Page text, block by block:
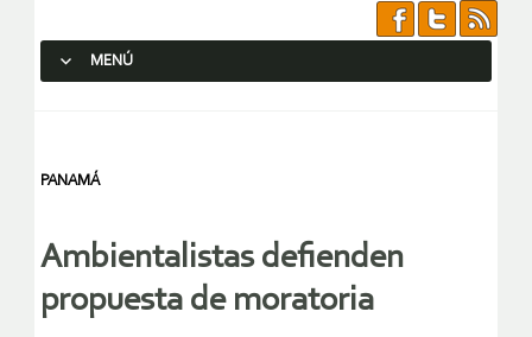
MENÚ
PANAMÁ
Ambientalistas defienden
propuesta de moratoria